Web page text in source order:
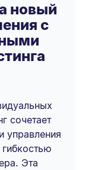
новый
с
сочетает
управления
Эта